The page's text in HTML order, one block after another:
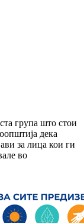
група што стои
дека
за лица кои ги
во